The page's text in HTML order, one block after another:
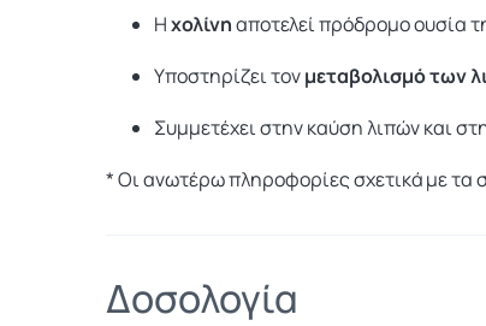
Ηχολίνηαποτελεί πρόδρομο ουσία
Υποστηρίζει τονμεταβολισμό των
Συμμετέχει στην καύση λιπών και
* Οι ανωτέρω πληροφορίες σχετικά με τα
Δοσολογία